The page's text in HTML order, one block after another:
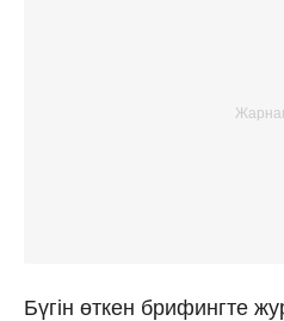
Бүгін өткен брифингте